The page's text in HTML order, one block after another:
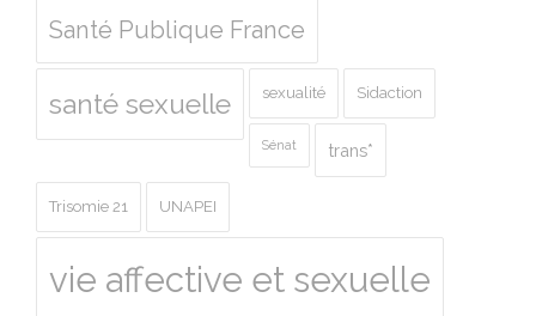
Santé Publique France
santé sexuelle sexualité Sidaction
Sénat trans*
Trisomie 21 UNAPEI
vie affective et sexuelle